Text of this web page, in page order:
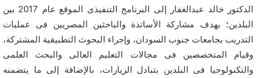
الدكتور خالد عبدالغفار إلى البرنامج التنفيذى الموقع عام 2017 بين
البلدين؛ بهدف مشاركة الأساتذة والباحثين المصريين فى عمليات
التدريب بجامعات جنوب السودان، وإجراء البحوث التطبيقية المشتركة،
وقيام المتخصصين فى مجالات التعليم العالى والبحث العلمى
والتكنولوجيا فى البلدين بتبادل الزيارات، بالإضافة إلى ما يتضمنه